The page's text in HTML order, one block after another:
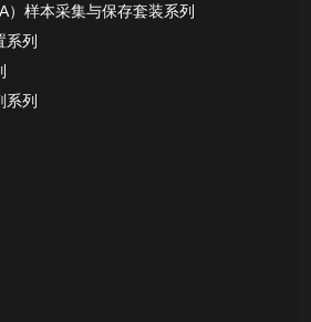
）样本采集与保存套装系列
系列
系列